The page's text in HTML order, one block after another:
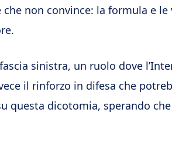
non convince: la formula e
sinistra, un ruolo dove
il rinforzo in difesa che
questa dicotomia, sperando